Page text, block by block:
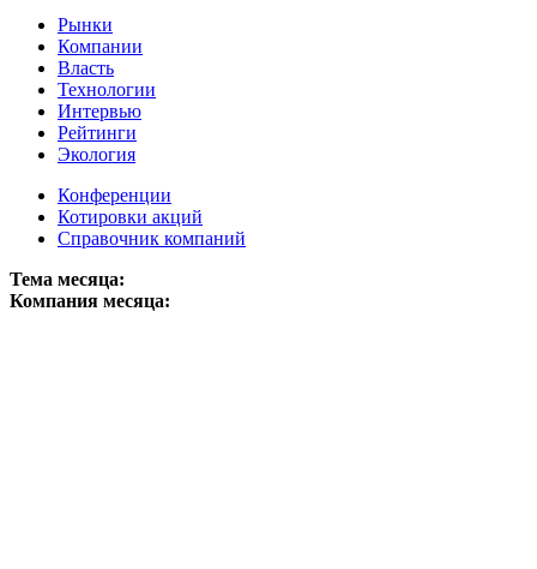
Рынки
Компании
Власть
Технологии
Интервью
Рейтинги
Экология
Конференции
Котировки акций
Справочник компаний
Тема месяца:
Компания месяца: